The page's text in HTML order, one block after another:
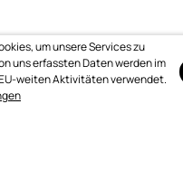
Laufenden
um unsere Services zu
uns erfassten Daten werden im
weiten Aktivitäten verwendet.